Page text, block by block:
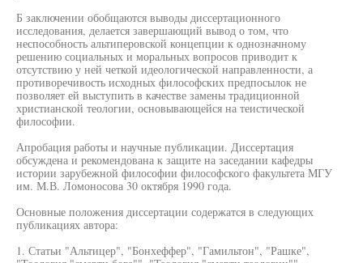
Б заключении обобщаются выводы диссертационного
исследования, делается завершающий вывод о том, что
неспособность альтиперовской концепции к однозначному
решению социальных и моральных вопросов приводит к
отсутствию у ней четкой идеологической направленности, а
противоречивость исходных философских предпосылок не
позволяет ей выступить в качестве замены традиционной
христианской теологии, основывающейся на теистической
философии.
Апробация работы и научные публикации. Диссертация
обсуждена и рекомендована к защите на заседании кафедры
истории зарубежной философии философского факультета МГУ
им. М.В. Ломоносова 30 октября 1990 года.
Основные положения диссертации содержатся в следующих
публикациях автора:
1. Статьи "Альтицер", "Бонхеффер", "Гамильтон", "Рашке",